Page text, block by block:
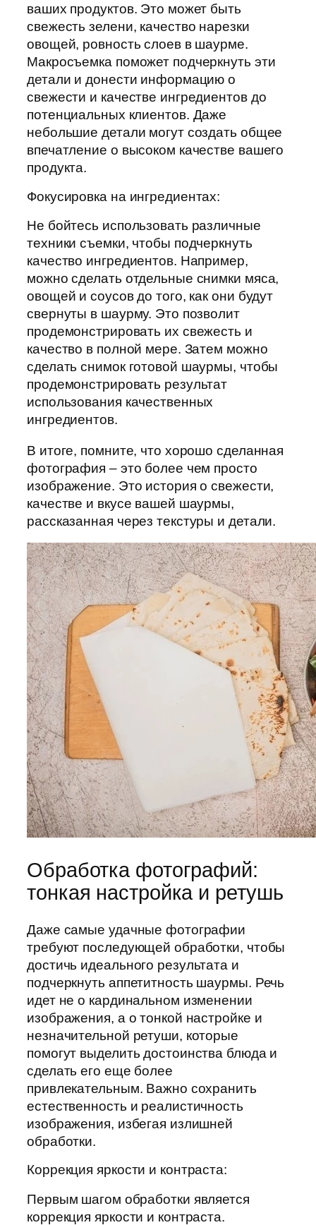
ваших продуктов. Это может быть
свежесть зелени, качество нарезки
овощей, ровность слоев в шаурме.
Макросъемка поможет подчеркнуть эти
детали и донести информацию о
свежести и качестве ингредиентов до
потенциальных клиентов. Даже
небольшие детали могут создать общее
впечатление о высоком качестве вашего
продукта.
Фокусировка на ингредиентах:
Не бойтесь использовать различные
техники съемки, чтобы подчеркнуть
качество ингредиентов. Например,
можно сделать отдельные снимки мяса,
овощей и соусов до того, как они будут
свернуты в шаурму. Это позволит
продемонстрировать их свежесть и
качество в полной мере. Затем можно
сделать снимок готовой шаурмы, чтобы
продемонстрировать результат
использования качественных
ингредиентов.
В итоге, помните, что хорошо сделанная
фотография – это более чем просто
изображение. Это история о свежести,
качестве и вкусе вашей шаурмы,
рассказанная через текстуры и детали.
Обработка фотографий:
тонкая настройка и ретушь
Даже самые удачные фотографии
требуют последующей обработки, чтобы
достичь идеального результата и
подчеркнуть аппетитность шаурмы. Речь
идет не о кардинальном изменении
изображения, а о тонкой настройке и
незначительной ретуши, которые
помогут выделить достоинства блюда и
сделать его еще более
привлекательным. Важно сохранить
естественность и реалистичность
изображения, избегая излишней
обработки.
Коррекция яркости и контраста:
Первым шагом обработки является
коррекция яркости и контраста.